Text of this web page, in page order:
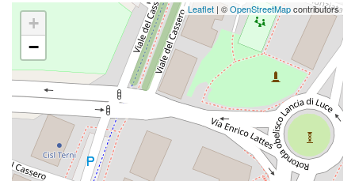
+
−
Leaflet | ©OpenStreetMapcontributors